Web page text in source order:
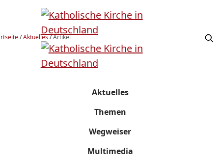
/Aktuelles/Artikel
Aktuelles
Themen
Wegweiser
Multimedia